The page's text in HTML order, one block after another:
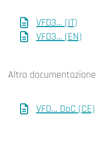
VFD3... (IT)
VFD3... (EN)
Altra documentazione
VFD... DoC (CE)